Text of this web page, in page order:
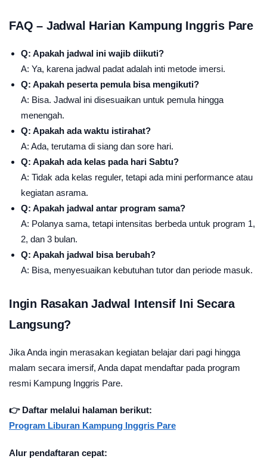
FAQ – Jadwal Harian Kampung Inggris Pare
Q: Apakah jadwal ini wajib diikuti?
A: Ya, karena jadwal padat adalah inti metode imersi.
Q: Apakah peserta pemula bisa mengikuti?
A: Bisa. Jadwal ini disesuaikan untuk pemula hingga
menengah.
Q: Apakah ada waktu istirahat?
A: Ada, terutama di siang dan sore hari.
Q: Apakah ada kelas pada hari Sabtu?
A: Tidak ada kelas reguler, tetapi ada mini performance atau
kegiatan asrama.
Q: Apakah jadwal antar program sama?
A: Polanya sama, tetapi intensitas berbeda untuk program 1,
2, dan 3 bulan.
Q: Apakah jadwal bisa berubah?
A: Bisa, menyesuaikan kebutuhan tutor dan periode masuk.
Ingin Rasakan Jadwal Intensif Ini Secara
Langsung?
Jika Anda ingin merasakan kegiatan belajar dari pagi hingga
malam secara imersif, Anda dapat mendaftar pada program
resmi Kampung Inggris Pare.
👉 Daftar melalui halaman berikut:
Program Liburan Kampung Inggris Pare
Alur pendaftaran cepat: